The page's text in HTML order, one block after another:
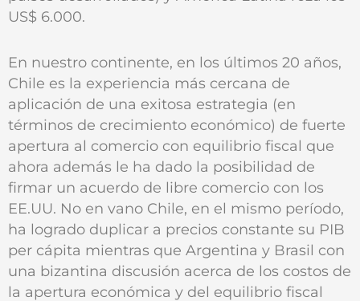
US$ 6.000.
En nuestro continente, en los últimos 20 años,
Chile es la experiencia más cercana de
aplicación de una exitosa estrategia (en
términos de crecimiento económico) de fuerte
apertura al comercio con equilibrio fiscal que
ahora además le ha dado la posibilidad de
firmar un acuerdo de libre comercio con los
EE.UU. No en vano Chile, en el mismo período,
ha logrado duplicar a precios constante su PIB
per cápita mientras que Argentina y Brasil con
una bizantina discusión acerca de los costos de
la apertura económica y del equilibrio fiscal